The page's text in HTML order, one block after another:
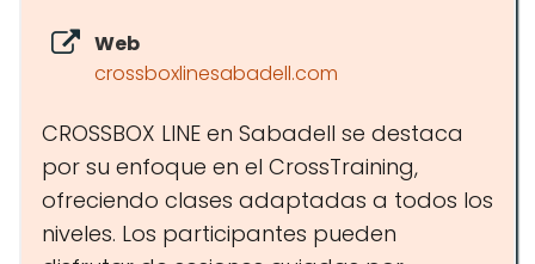
Web
crossboxlinesabadell.com
CROSSBOX LINE en Sabadell se destaca
por su enfoque en el CrossTraining,
ofreciendo clases adaptadas a todos los
niveles. Los participantes pueden